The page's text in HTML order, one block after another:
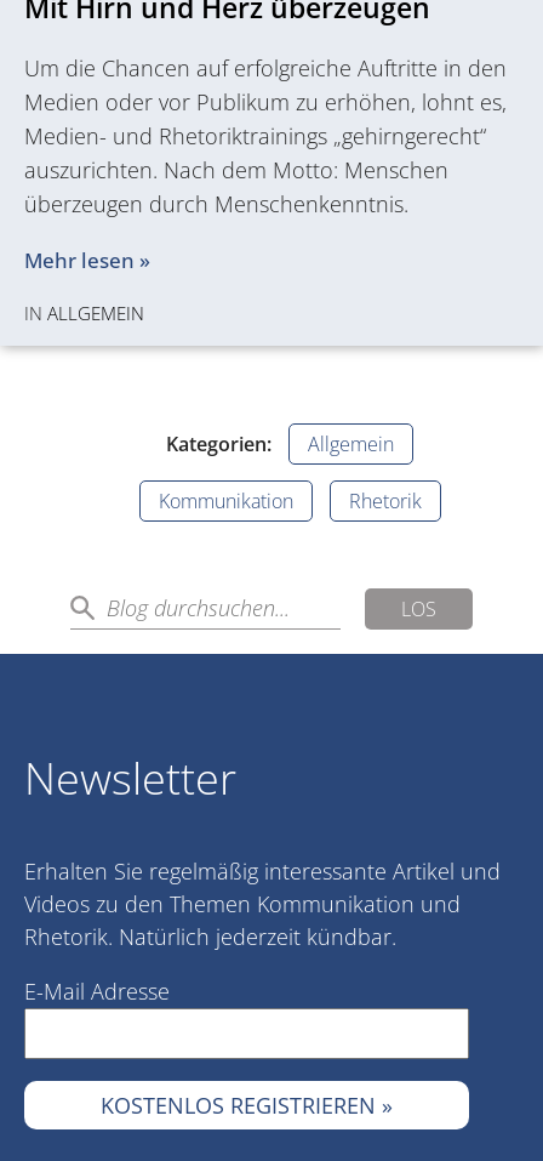
Mit Hirn und Herz überzeugen
Um die Chancen auf erfolgreiche Auftritte in den
Medien oder vor Publikum zu erhöhen, lohnt es,
Medien- und Rhetoriktrainings „gehirngerecht“
auszurichten. Nach dem Motto: Menschen
überzeugen durch Menschenkenntnis.
Mehr lesen »
IN ALLGEMEIN
Kategorien: Allgemein
Kommunikation Rhetorik
LOS
Newsletter
Erhalten Sie regelmäßig interessante Artikel und
Videos zu den Themen Kommunikation und
Rhetorik. Natürlich jederzeit kündbar.
E-Mail Adresse